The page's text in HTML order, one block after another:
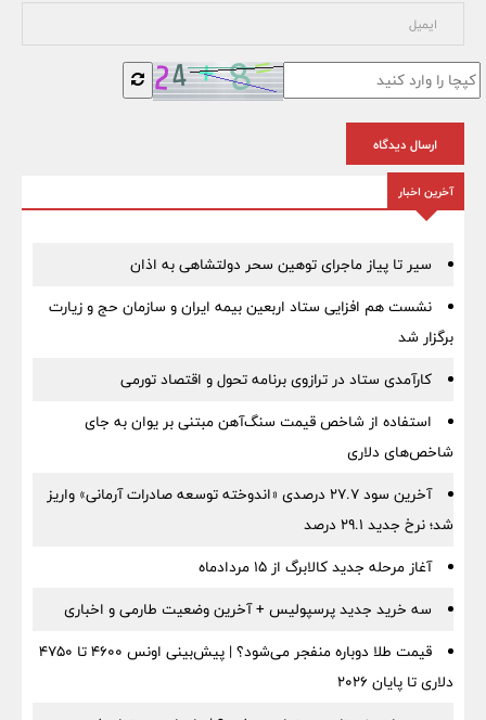
ارسال دیدگاه
آخرین اخبار
سیر تا پیاز ماجرای توهین سحر دولتشاهی به اذان
نشست هم افزایی ستاد اربعین بیمه ایران و سازمان حج و زیارت
برگزار شد
کارآمدی ستاد در ترازوی برنامه تحول و اقتصاد تورمی
استفاده از شاخص قیمت سنگ‌آهن مبتنی بر یوان به جای
شاخص‌های دلاری
آخرین سود ۲۷.۷ درصدی «اندوخته توسعه صادرات آرمانی» واریز
شد؛ نرخ جدید ۲۹.۱ درصد
آغاز مرحله جدید کالابرگ از ۱۵ مردادماه
سه خرید جدید پرسپولیس + آخرین وضعیت طارمی و اخباری
قیمت طلا دوباره منفجر می‌شود؟ | پیش‌بینی اونس ۴۶۰۰ تا ۴۷۵۰
دلاری تا پایان ۲۰۲۶